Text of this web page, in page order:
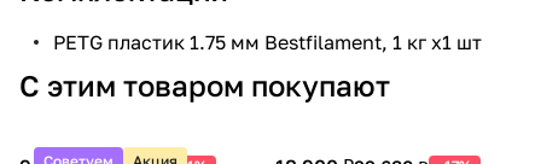
PETG пластик 1.75 мм Bestfilament, 1 кг х1 шт
С этим товаром покупают